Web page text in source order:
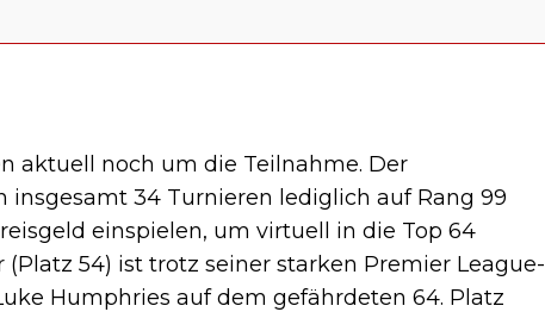
aktuell noch um die Teilnahme. Der
insgesamt 34 Turnieren lediglich auf Rang 99
einspielen, um virtuell in die Top 64
54) ist trotz seiner starken Premier League-
Humphries auf dem gefährdeten 64. Platz